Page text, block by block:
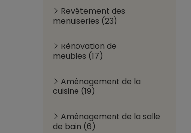
Revêtement des
menuiseries (23)
Rénovation de
meubles (17)
Aménagement de la
cuisine (19)
Aménagement de la salle
de bain (6)